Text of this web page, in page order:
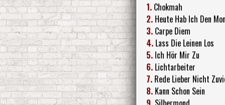
1. Chokmah
2. Heute Hab Ich Den
3. Carpe Diem
4. Lass Die Leinen Los
5. Ich Hör Mir Zu
6. Lichtarbeiter
7. Rede Lieber Nicht
8. Kann Schon Sein